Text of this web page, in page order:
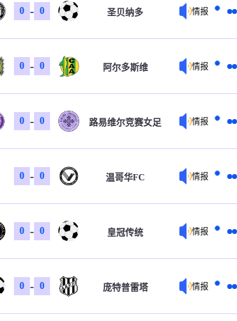
0 - 0 圣贝纳多 情报
0 - 0 阿尔多斯维 情报
0 - 0 路易维尔竞赛女足 情报
0 - 0 温哥华FC 情报
0 - 0 皇冠传统 情报
0 - 0 庞特普雷塔 情报